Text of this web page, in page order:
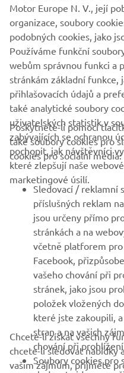
FIREMNÍ
B2B
VÍCE YAMAHA
PODPORA
ZPRAVODAJ
Získejte jako první informace
speciálních akcích, nových
Motor Europe N. V., její
organizace, soubory
podobných cookies, jako
Používáme funkční
webům správnou funkci a
stránkám základní funkce,
přihlašovacích údajů a
také analytické soubory
uživatelských statistik v
zabývajících se ochranou
pochopit, jak návštěvníci
které zlepšují naše
marketingové úsilí.
Poskytnete-li pomocí
také soubory cookies pro
cookies pro sociální média:
Sledovací / reklamní
příslušných reklam
jsou určeny přímo
stránkách a na
včetně platforem
Facebook,
vašeho chování při
stránek, jako jsou
položek vložených
které jste zakoupili,
stran a na vašich
chování při
Soubory cookies pro
Chcete-li získat všechny
chcete-li sledovat nabídky
vašim zájmům, přijměte